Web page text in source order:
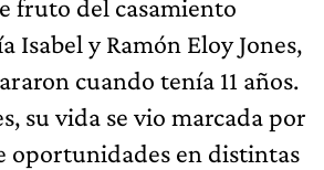
fruto del casamiento
Isabel y Ramón Eloy Jones,
cuando tenía 11 años.
su vida se vio marcada por
oportunidades en distintas